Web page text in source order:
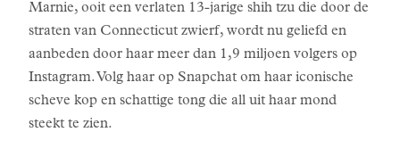
Marnie, ooit een verlaten 13-jarige shih tzu die door de
straten van Connecticut zwierf, wordt nu geliefd en
aanbeden door haar meer dan 1,9 miljoen volgers op
Instagram. Volg haar op Snapchat om haar iconische
scheve kop en schattige tong die all uit haar mond
steekt te zien.